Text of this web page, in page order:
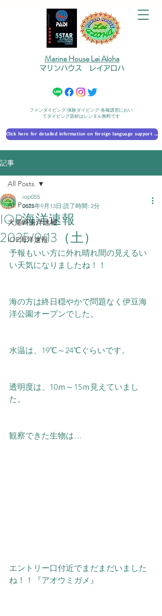
Marine House Lei Aloha
マリンハウス レイアロハ
ファンダイビング/体験ダイビング/各種講習におい
てダイビング器材はレンタル無料です
Click here for detailed information on foreign language support 外国語対応の詳細に​ついて
記事
All Posts
大瀬崎海洋速報
IOP海洋速報
All Posts
IOP海洋速報
2025/9/13（土）
iop055
2025年9月13日 読了時間: 2分
予報もいい方に外れ晴れ間の見えるい
い天気になりましたね！！
海の方は終日穏やかで問題なく伊豆海
洋公園オープンでした。
水温は、19℃～24℃ぐらいです。
透明度は、10ｍ～15ｍ見えていまし
た。
観察できた生物は…
エントリー口付近でまだまだいました
ね！！『アオウミガメ』